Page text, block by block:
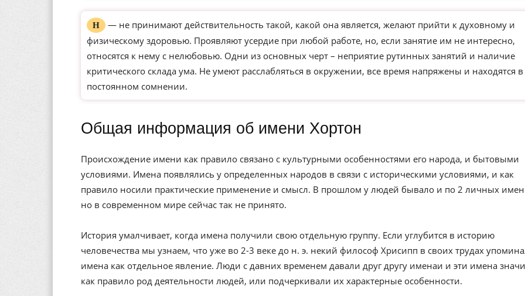
Н
— не принимают действительность такой, какой она является, желают прийти к духовному и
физическому здоровью. Проявляют усердие при любой работе, но, если занятие им не интересно,
относятся к нему с нелюбовью. Одни из основных черт – неприятие рутинных занятий и наличие
критического склада ума. Не умеют расслабляться в окружении, все время напряжены и находятся в
постоянном сомнении.
Общая информация об имени Хортон
Происхождение имени как правило связано с культурными особенностями его народа, и бытовыми
условиями. Имена появлялись у определенных народов в связи с историческими условиями, и как
правило носили практические применение и смысл. В прошлом у людей бывало и по 2 личных
но в современном мире сейчас так не принято.
История умалчивает, когда имена получили свою отдельную группу. Если углубится в историю
человечества мы узнаем, что уже во 2-3 веке до н. э. некий философ Хрисипп в своих трудах
имена как отдельное явление. Люди с давних временем давали друг другу именаи и эти имена
как правило род деятельности людей, или подчеркивали их характерные особенности.